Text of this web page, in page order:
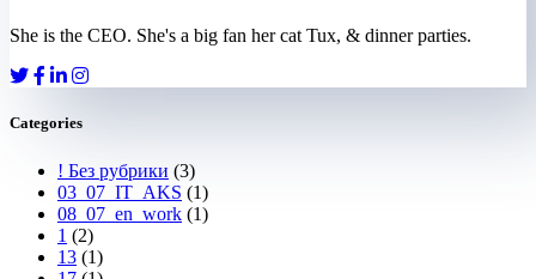
She is the CEO. She's a big fan her cat Tux, & dinner parties.
Categories
! Без рубрики (3)
03_07_IT_AKS (1)
08_07_en_work (1)
1 (2)
13 (1)